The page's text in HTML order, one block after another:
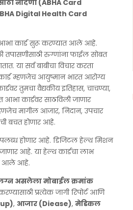
नोंदणी (ABHA Card
Digital Health Card
आभा कार्ड सुरू करण्यात आले आहे.
तपासणीसाठी रुग्णांना फाईल सोबत
या सर्व बाबीचा विचार करता
म्हणजेच आयुष्मान भारत आरोग्य
तुमचा वैद्यकीय इतिहास, चाचण्या,
आभा कार्डवर साठविली जाणार
मागील आजार, निदान, उपचार
बचत होणार आहे.
होणार आहे. डिजिटल हेल्थ मिशन
आहे. या हेल्थ कार्डचा लाभ
आले आहे.
असलेला मोबाईल क्रमांक
प्रत्येक जागी रिपोर्ट आणि
, आजार (Diease), मेडिकल